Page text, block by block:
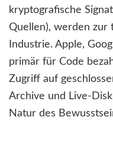
kryptografische
Quellen), werden zur
Industrie. Apple,
primär für Code
Zugriff auf
Archive und Live-
Natur des